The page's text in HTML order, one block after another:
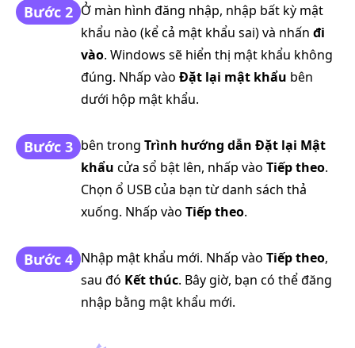
Bước 2 Ở màn hình đăng nhập, nhập bất kỳ mật
khẩu nào (kể cả mật khẩu sai) và nhấn đi
vào. Windows sẽ hiển thị mật khẩu không
đúng. Nhấp vào Đặt lại mật khẩu bên
dưới hộp mật khẩu.
Bước 3 bên trong Trình hướng dẫn Đặt lại Mật
khẩu cửa sổ bật lên, nhấp vào Tiếp theo.
Chọn ổ USB của bạn từ danh sách thả
xuống. Nhấp vào Tiếp theo.
Bước 4 Nhập mật khẩu mới. Nhấp vào Tiếp theo,
sau đó Kết thúc. Bây giờ, bạn có thể đăng
nhập bằng mật khẩu mới.